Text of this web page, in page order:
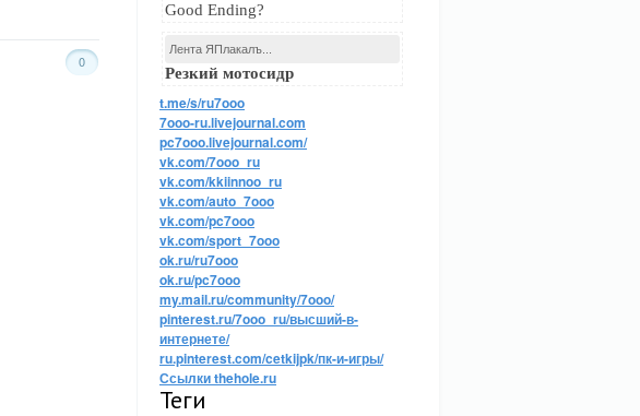
Good Ending?
Лента ЯПлакалъ...
Резкий мотосидр
t.me/s/ru7ooo
7ooo-ru.livejournal.com
pc7ooo.livejournal.com/
vk.com/7ooo_ru
vk.com/kkiinnoo_ru
vk.com/auto_7ooo
vk.com/pc7ooo
vk.com/sport_7ooo
ok.ru/ru7ooo
ok.ru/pc7ooo
my.mail.ru/community/7ooo/
pinterest.ru/7ooo_ru/высший-в-
интернете/
ru.pinterest.com/cetkijpk/пк-и-игры/
Ссылки thehole.ru
Теги
0